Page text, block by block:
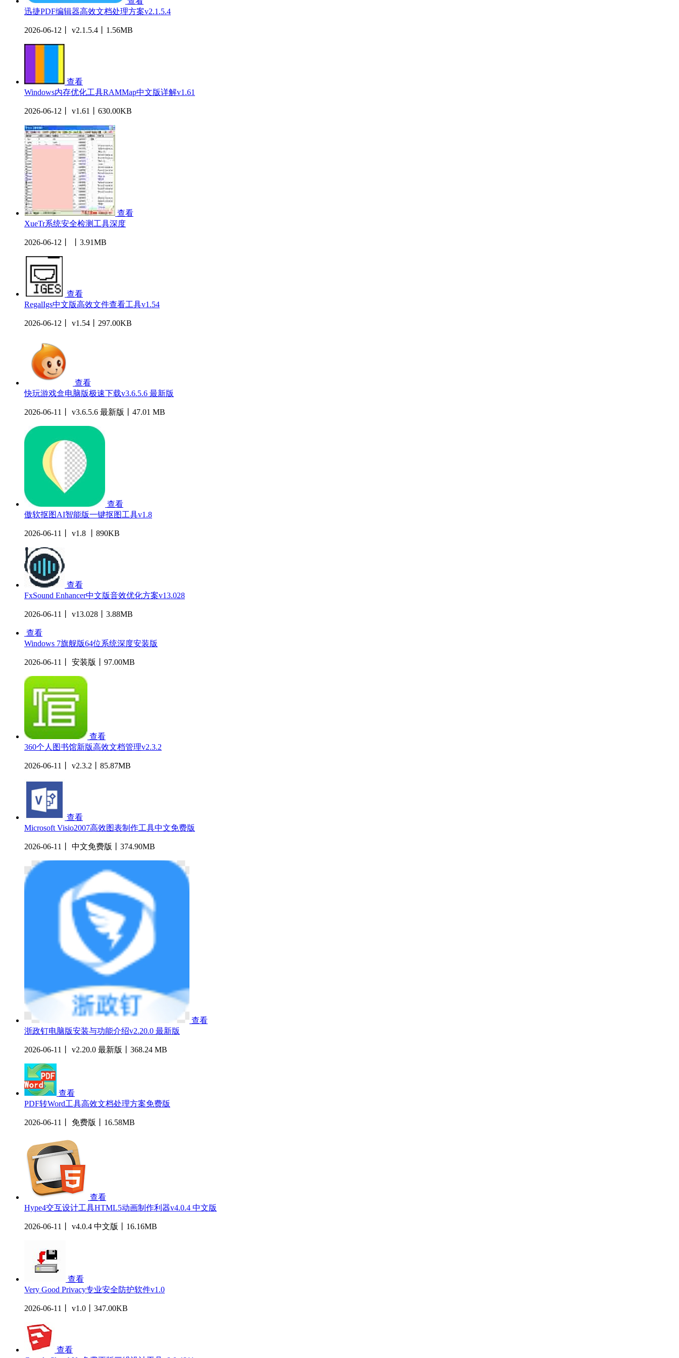
迅捷PDF编辑器高效文档处理方案v2.1.5.4
2026-06-12丨 v2.1.5.4丨1.56MB
查看
Windows内存优化工具RAMMap中文版详解v1.61
2026-06-12丨 v1.61丨630.00KB
查看
XueTr系统安全检测工具深度
2026-06-12丨 丨3.91MB
查看
RegalIgs中文版高效文件查看工具v1.54
2026-06-12丨 v1.54丨297.00KB
查看
快玩游戏盒电脑版极速下载v3.6.5.6 最新版
2026-06-11丨 v3.6.5.6 最新版丨47.01 MB
查看
傲软抠图AI智能版一键抠图工具v1.8
2026-06-11丨 v1.8 丨890KB
查看
FxSound Enhancer中文版音效优化方案v13.028
2026-06-11丨 v13.028丨3.88MB
查看
Windows 7旗舰版64位系统深度安装版
2026-06-11丨 安装版丨97.00MB
查看
360个人图书馆新版高效文档管理v2.3.2
2026-06-11丨 v2.3.2丨85.87MB
查看
Microsoft Visio2007高效图表制作工具中文免费版
2026-06-11丨 中文免费版丨374.90MB
查看
浙政钉电脑版安装与功能介绍v2.20.0 最新版
2026-06-11丨 v2.20.0 最新版丨368.24 MB
查看
PDF转Word工具高效文档处理方案免费版
2026-06-11丨 免费版丨16.58MB
查看
Hype4交互设计工具HTML5动画制作利器v4.0.4 中文版
2026-06-11丨 v4.0.4 中文版丨16.16MB
查看
Very Good Privacy专业安全防护软件v1.0
2026-06-11丨 v1.0丨347.00KB
查看